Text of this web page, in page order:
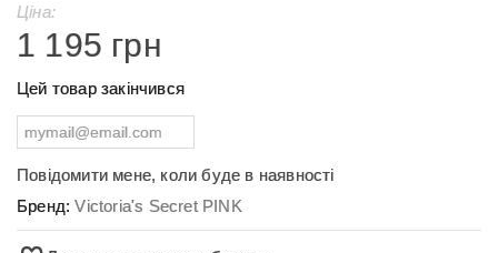
Ціна:
1 195 грн
Цей товар закінчився
Повідомити мене, коли буде в наявності
Бренд:Victoria's Secret PINK